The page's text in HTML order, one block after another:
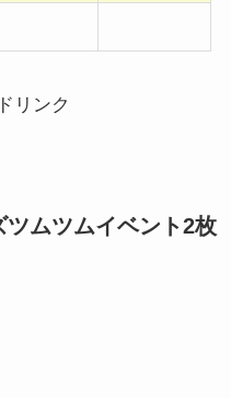
リンク
ムツムイベント2枚